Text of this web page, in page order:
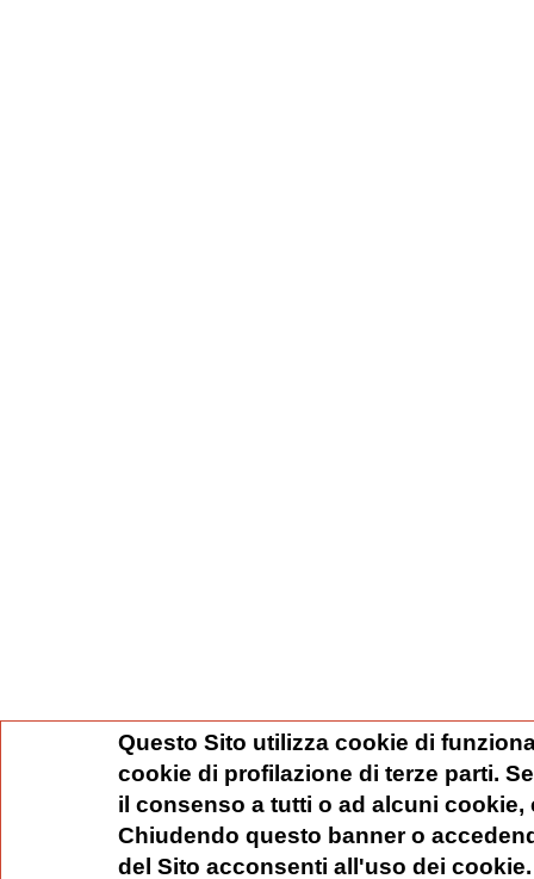
Questo Sito utilizza cookie di
cookie di profilazione di terze parti.
il consenso a tutti o ad alcuni
Chiudendo questo banner o
del Sito acconsenti all'uso dei cookie.